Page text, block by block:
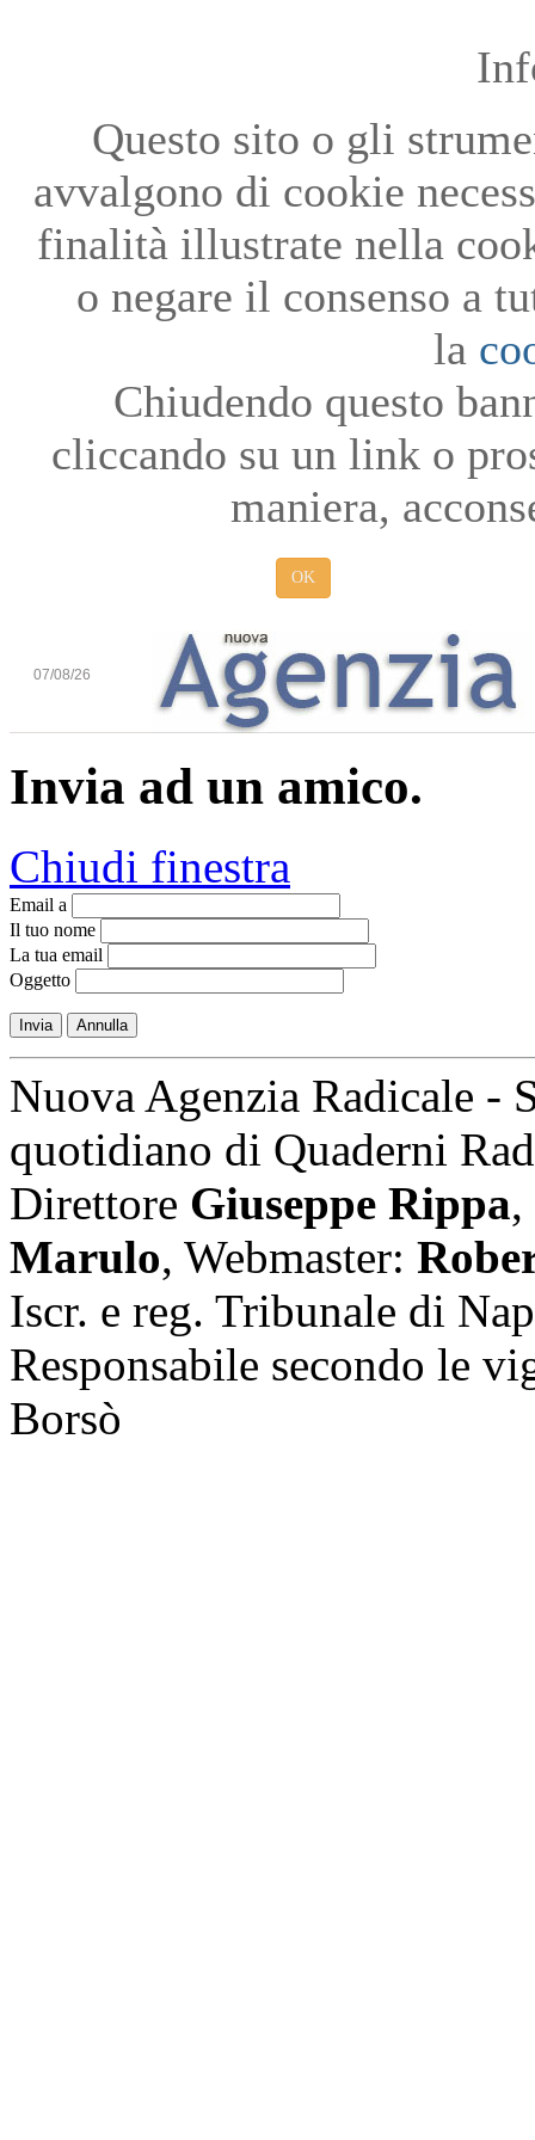
Questo sito o gli
avvalgono di cookie
finalità illustrate nella
o negare il consenso a
la
Chiudendo questo
cliccando su un link o
maniera,
OK
07/08/26
Invia ad un amico.
Chiudi finestra
Email a
Il tuo nome
La tua email
Oggetto
Invia Annulla
Nuova Agenzia Radicale -
quotidiano di Quaderni
Direttore Giuseppe Rippa,
Marulo, Webmaster:
Iscr. e reg. Tribunale di
Responsabile secondo le
Borsò